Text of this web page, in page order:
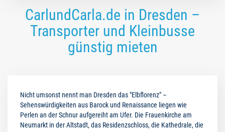
CarlundCarla.de in Dresden –
Transporter und Kleinbusse
günstig mieten
Nicht umsonst nennt man Dresden das "Elbflorenz" –
Sehenswürdigkeiten aus Barock und Renaissance liegen wie
Perlen an der Schnur aufgereiht am Ufer. Die Frauenkirche am
Neumarkt in der Altstadt, das Residenzschloss, die Kathedrale, die